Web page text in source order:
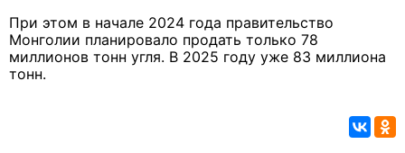
При этом в начале 2024 года правительство
Монголии планировало продать только 78
миллионов тонн угля. В 2025 году уже 83 миллиона
тонн.